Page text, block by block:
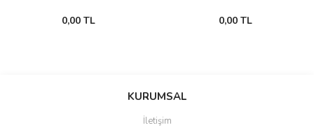
0,00 TL 0,00 TL
KURUMSAL
İletişim